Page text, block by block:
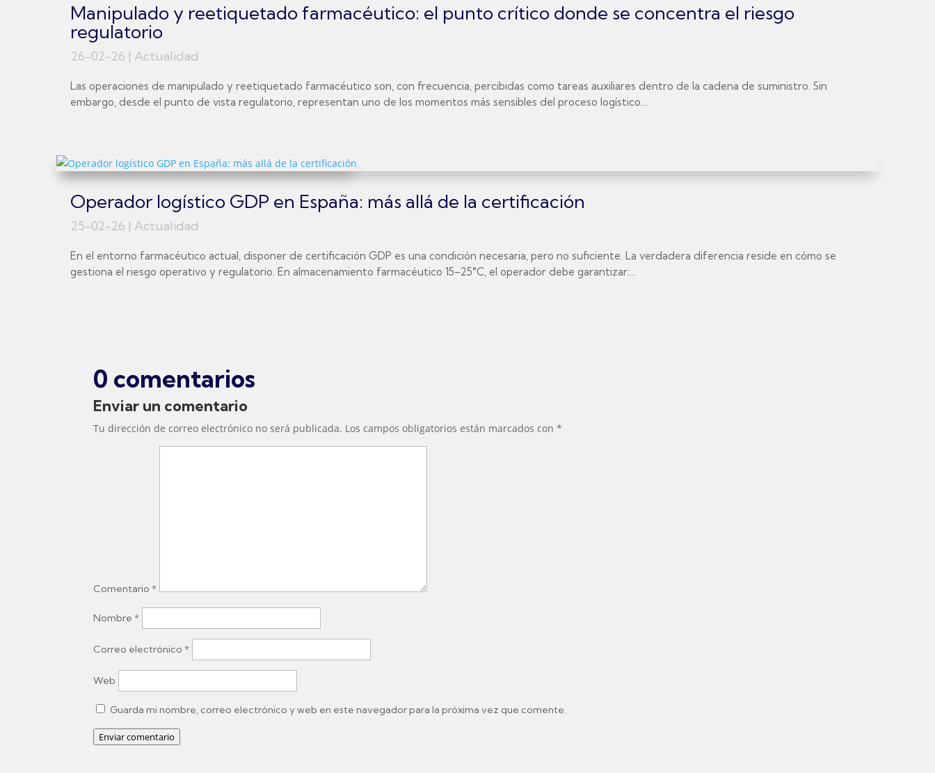
Manipulado y reetiquetado farmacéutico: el punto crítico donde se concentra el riesgo
regulatorio
26-02-26 | Actualidad
Las operaciones de manipulado y reetiquetado farmacéutico son, con frecuencia, percibidas como tareas auxiliares dentro de la cadena de suministro. Sin
embargo, desde el punto de vista regulatorio, representan uno de los momentos más sensibles del proceso logístico....
Operador logístico GDP en España: más allá de la certificación
25-02-26 | Actualidad
En el entorno farmacéutico actual, disponer de certificación GDP es una condición necesaria, pero no suficiente. La verdadera diferencia reside en cómo se
gestiona el riesgo operativo y regulatorio. En almacenamiento farmacéutico 15–25°C, el operador debe garantizar:...
0 comentarios
Enviar un comentario
Tu dirección de correo electrónico no será publicada. Los campos obligatorios están marcados con*
Comentario*
Nombre*
Correo electrónico*
Web
Guarda mi nombre, correo electrónico y web en este navegador para la próxima vez que comente.
Enviar comentario